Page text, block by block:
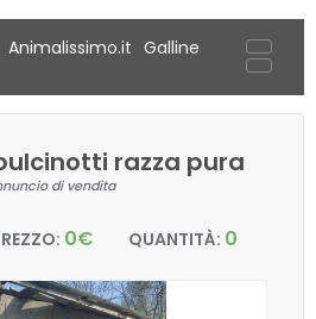
Animalissimo.it Galline
razza pura
di vendita
0€ QUANTITÀ: 0